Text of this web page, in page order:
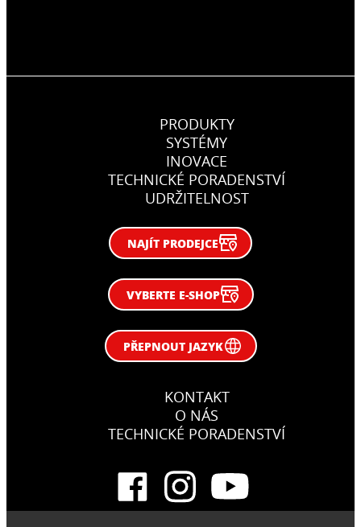
PRODUKTY
SYSTÉMY
INOVACE
TECHNICKÉ PORADENSTVÍ
UDRŽITELNOST
NAJÍT PRODEJCE
VYBERTE E-SHOP
PŘEPNOUT JAZYK
KONTAKT
O NÁS
TECHNICKÉ PORADENSTVÍ